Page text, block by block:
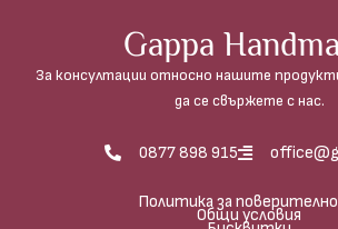
Gappa
За консултации относно нашите
да се свържете с нас.
0877 898 915
Политика за
Общи условия